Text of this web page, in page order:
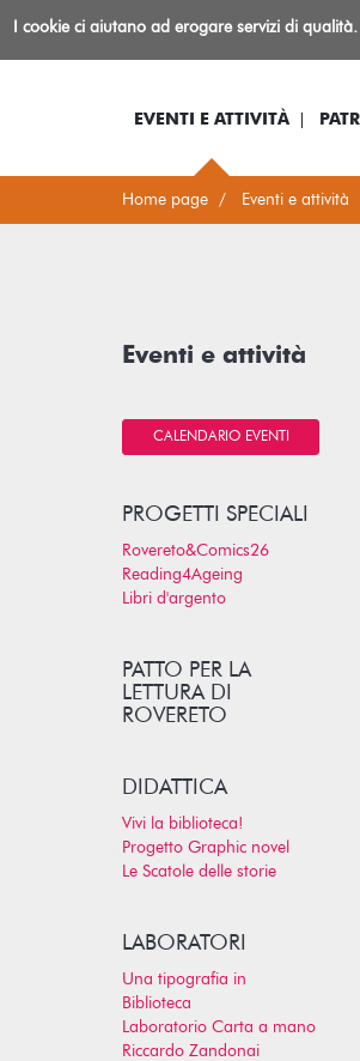
BibliotecaIo sono...
EVENTI E ATTIVITÀ
Home page Eventi e attività
Eventi e attività
CALENDARIO EVENTI
PROGETTI SPECIALI
Rovereto&Comics26
Reading4Ageing
Libri d'argento
PATTO PER LA
LETTURA DI
ROVERETO
DIDATTICA
Vivi la biblioteca!
Progetto Graphic novel
Le Scatole delle storie
LABORATORI
Una tipografia in
Biblioteca
Laboratorio Carta a mano
Riccardo Zandonai
I cookie ci aiutano ad erogare servizi di